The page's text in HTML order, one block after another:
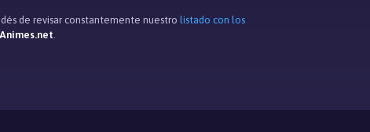
de revisar constantemente nuestro listado con los
.